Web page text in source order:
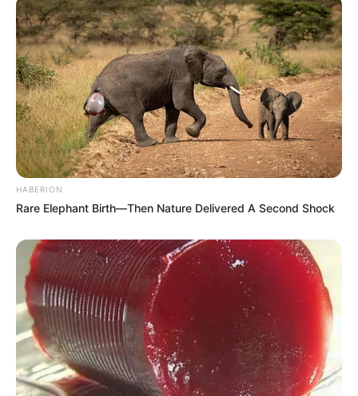
8 Kata Lucu Seputar Malam
Minggu ala Jomblo yang Bikin
Ngenes
Tidur, Serasa Beristirahat di
Kamar Raja
HABERION
Rare Elephant Birth—Then Nature Delivered A Second Shock